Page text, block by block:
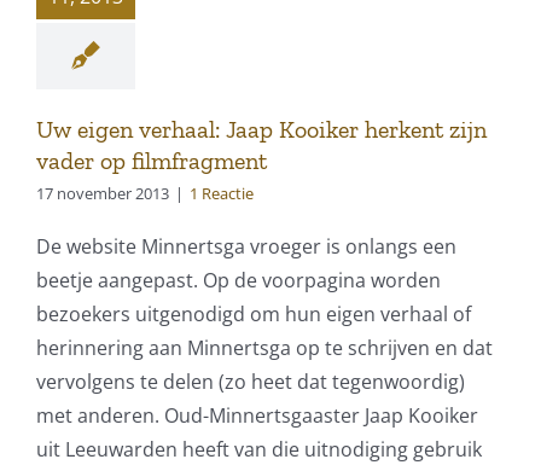
Uw eigen verhaal: Jaap Kooiker herkent zijn
vader op filmfragment
17 november 2013 | 1 Reactie
De website Minnertsga vroeger is onlangs een
beetje aangepast. Op de voorpagina worden
bezoekers uitgenodigd om hun eigen verhaal of
herinnering aan Minnertsga op te schrijven en dat
vervolgens te delen (zo heet dat tegenwoordig)
met anderen. Oud-Minnertsgaaster Jaap Kooiker
uit Leeuwarden heeft van die uitnodiging gebruik